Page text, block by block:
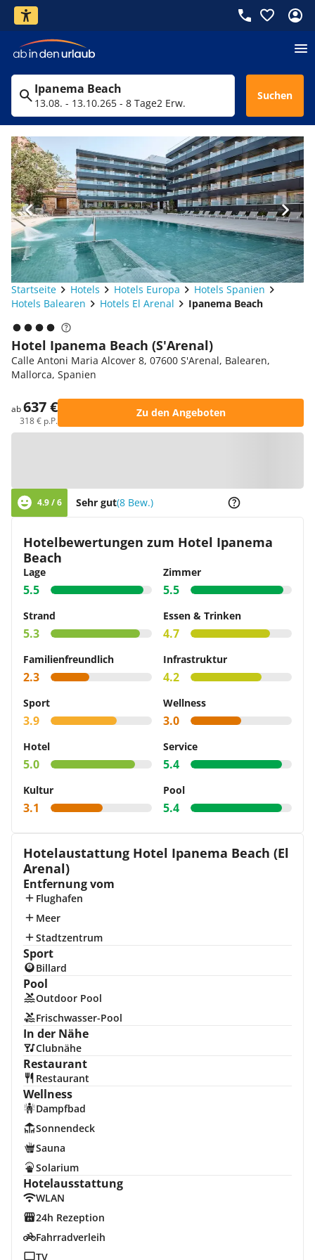
Ipanema Beach
13.08. - 13.10.265 - 8 Tage2 Erw.
Suchen
Startseite Hotels Hotels Europa
Hotels Spanien
Hotels Balearen
Hotels El Arenal Ipanema Beach
Hotel Ipanema Beach (S'Arenal)
Calle Antoni Maria Alcover 8, 07600 S'Arenal, Balearen,
Mallorca, Spanien
ab637 €
318 € p.P.
Zu den Angeboten
4.9 / 6 Sehr gut(8 Bew.)
Hotelbewertungen zum Hotel Ipanema
Beach
Lage
5.5
Zimmer
5.5
Strand
5.3
Essen & Trinken
4.7
Familienfreundlich
2.3
Infrastruktur
4.2
Sport
3.9
Wellness
3.0
Hotel
5.0
Service
5.4
Kultur
3.1
Pool
5.4
Hotelaustattung Hotel Ipanema Beach (El
Arenal)
Entfernung vom
Flughafen
Meer
Stadtzentrum
Sport
Billard
Pool
Outdoor Pool
Frischwasser-Pool
In der Nähe
Clubnähe
Restaurant
Restaurant
Wellness
Dampfbad
Sonnendeck
Sauna
Solarium
Hotelausstattung
WLAN
24h Rezeption
Fahrradverleih
TV